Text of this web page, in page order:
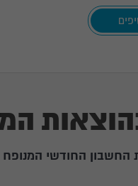
החודשי המנופח